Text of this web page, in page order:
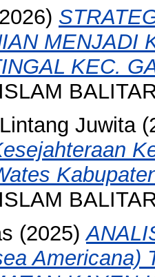
MENJADI
KEC.
Juwita
(2025)
Americana)